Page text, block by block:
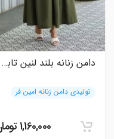
دامن زنانه بلند لنین تابستانی خنک
تولیدی دامن زنانه امین فر
1,160,000 تومان